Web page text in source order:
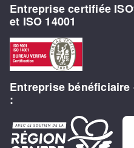
Entreprise certifiée
et ISO 14001
Entreprise
: